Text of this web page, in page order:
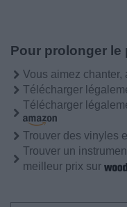
Pour prolonger le
Vous aimez chanter,
Télécharger
Télécharger
Trouver des vinyles
Trouver un
meilleur prix sur